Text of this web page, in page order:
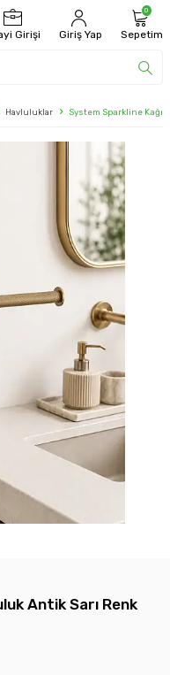
Girişi Giriş Yap
0
Sepetim
Havluluklar System Sparkline Kağıt
Antik Sarı Renk